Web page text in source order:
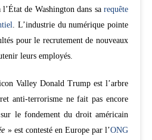
de Washington dans sa requête
. L’industrie du numérique pointe
pour le recrutement de nouveaux
leurs employés.
Valley Donald Trump est l’arbre
anti-terrorisme ne fait pas encore
le fondement du droit américain
» est contesté en Europe par l’ONG